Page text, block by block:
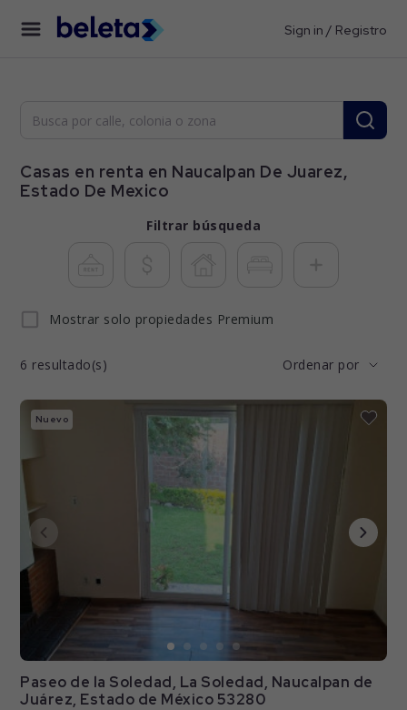
Sign in / Registro
Casas en renta en Naucalpan De Juarez,
Estado De Mexico
Filtrar búsqueda
Mostrar solo propiedades Premium
6 resultado(s) Ordenar por
Paseo de la Soledad, La Soledad, Naucalpan de
Juárez, Estado de México 53280
Nuevo